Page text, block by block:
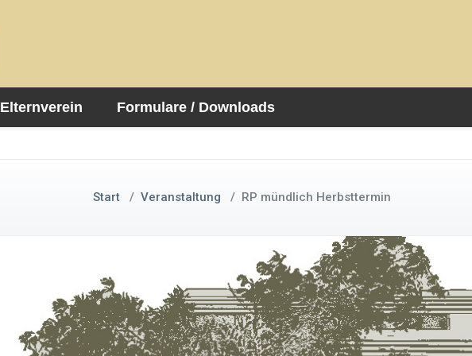
Elternverein Formulare / Downloads
Start / Veranstaltung / RP mündlich Herbsttermin